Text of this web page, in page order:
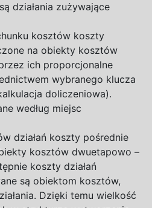
działania zużywające
kosztów koszty
na obiekty kosztów
ich proporcjonalne
wybranego klucza
doliczeniowa).
według miejsc
działań koszty pośrednie
kosztów dwuetapowo –
koszty działań
są obiektom kosztów,
Dzięki temu wielkość